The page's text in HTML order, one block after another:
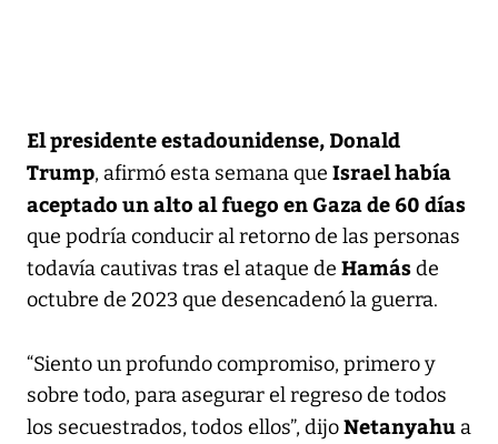
El presidente estadounidense, Donald
Trump, afirmó esta semana que Israel había
aceptado un alto al fuego en Gaza de 60 días
que podría conducir al retorno de las personas
todavía cautivas tras el ataque de Hamásde
octubre de 2023 que desencadenó la guerra.
“Siento un profundo compromiso, primero y
sobre todo, para asegurar el regreso de todos
los secuestrados, todos ellos”, dijoNetanyahu a